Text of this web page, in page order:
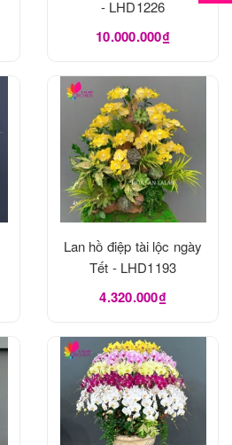
- LHD1226
10.000.000₫
Lan hồ điệp tài lộc ngày
Tết - LHD1193
4.320.000₫